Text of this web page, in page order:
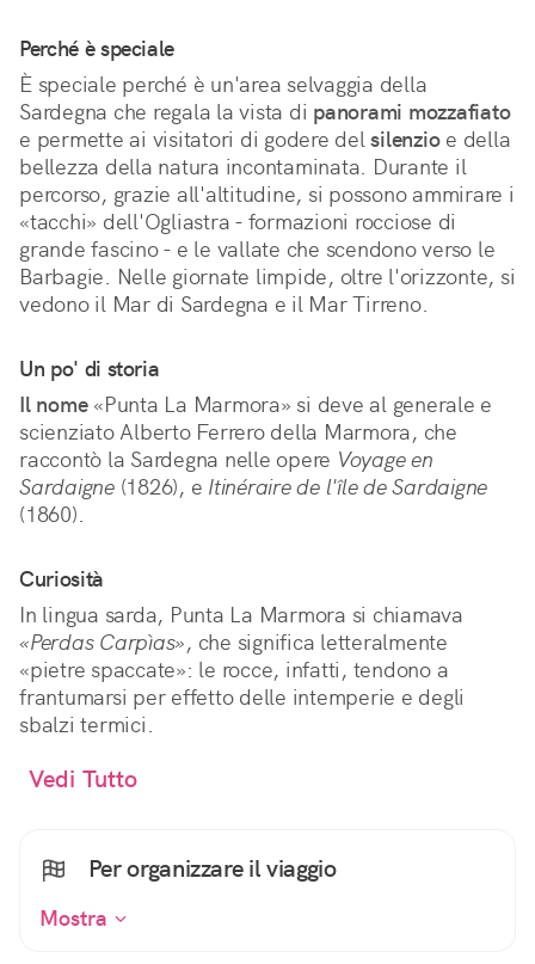
Perché è speciale
È speciale perché è un'area selvaggia della
Sardegna che regala la vista di panorami mozzafiato
e permette ai visitatori di godere del silenzio e della
bellezza della natura incontaminata. Durante il
percorso, grazie all'altitudine, si possono ammirare i
«tacchi» dell'Ogliastra - formazioni rocciose di
grande fascino - e le vallate che scendono verso le
Barbagie. Nelle giornate limpide, oltre l'orizzonte, si
vedono il Mar di Sardegna e il Mar Tirreno.
Un po' di storia
Il nome«Punta La Marmora» si deve al generale e
scienziato Alberto Ferrero della Marmora, che
raccontò la Sardegna nelle opere Voyage en
Sardaigne(1826), e Itinéraire de l'île de Sardaigne
(1860).
Curiosità
In lingua sarda, Punta La Marmora si chiamava
«Perdas Carpìas», che significa letteralmente
«pietre spaccate»: le rocce, infatti, tendono a
frantumarsi per effetto delle intemperie e degli
sbalzi termici.
Vedi Tutto
Per organizzare il viaggio
Mostra